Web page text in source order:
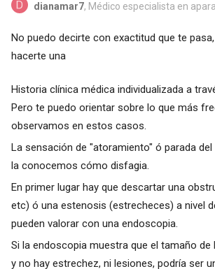
dianamar7, Médico especialista en
No puedo decirte con exactitud que te
hacerte una
Historia clínica médica individualizada a
Pero te puedo orientar sobre lo que más
observamos en estos casos.
La sensación de "atoramiento" ó parada del
la conocemos cómo disfagia.
En primer lugar hay que descartar una
etc) ó una estenosis (estrecheces) a nivel
pueden valorar con una endoscopia.
Si la endoscopia muestra que el tamaño de
y no hay estrechez, ni lesiones, podría ser